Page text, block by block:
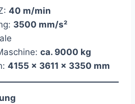
40 m/min
3500 mm/s²
ca. 9000 kg
4155 × 3611 × 3350 mm